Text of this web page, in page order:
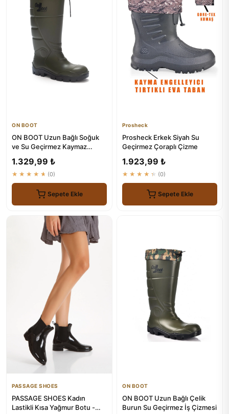
ON BOOT
ON BOOT Uzun Bağlı Soğuk
ve Su Geçirmez Kaymaz
1.329,99 ₺
★★★★★ (0)
Sepete Ekle
Prosheck
Prosheck Erkek Siyah Su
Geçirmez Çoraplı Çizme
1.923,99 ₺
★★★★★ (0)
Sepete Ekle
PASSAGE SHOES
PASSAGE SHOES Kadın
Lastikli Kısa Yağmur Botu -
ON BOOT
ON BOOT Uzun Bağlı Çelik
Burun Su Geçirmez İş Çizmesi